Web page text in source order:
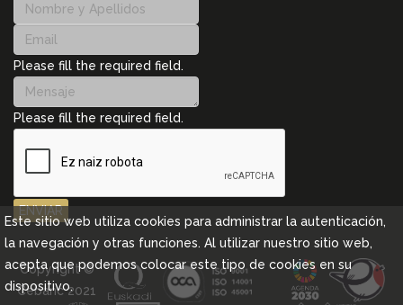
Please fill the required field.
Please fill the required field.
ENVIAR
Copyright ©
Cebanc 2021
Este sitio web utiliza cookies para administrar la autenticación,
la navegación y otras funciones. Al utilizar nuestro sitio web,
acepta que podemos colocar este tipo de cookies en su
dispositivo.